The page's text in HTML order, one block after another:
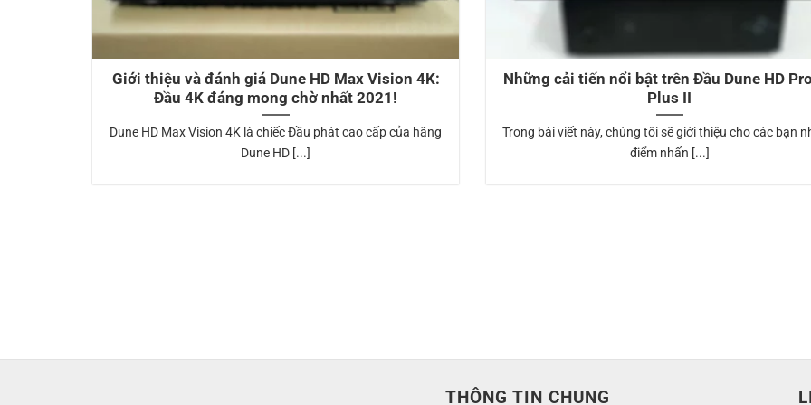
Giới thiệu và đánh giá Dune HD Max Vision 4K:
Đầu 4K đáng mong chờ nhất 2021!
Dune HD Max Vision 4K là chiếc Đầu phát cao cấp của hãng
Dune HD [...]
Những cải tiến nổi bật trên Đầu Dune HD
Plus II
Trong bài viết này, chúng tôi sẽ giới thiệu cho các bạn
điểm nhấn [...]
THÔNG TIN CHUNG